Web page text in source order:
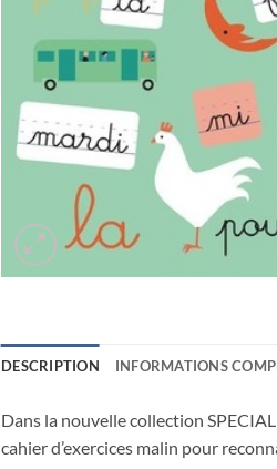
DESCRIPTION INFORMATIONS
Dans la nouvelle collection
cahier d’exercices malin pour